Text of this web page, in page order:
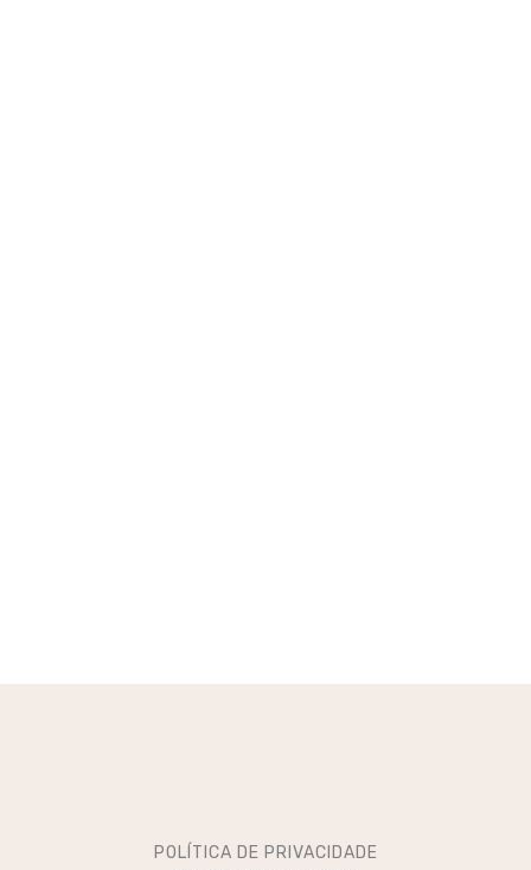
POLÍTICA DE PRIVACIDADE